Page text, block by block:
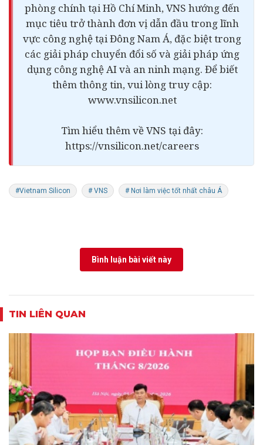
phòng chính tại Hồ Chí Minh, VNS hướng đến
mục tiêu trở thành đơn vị dẫn đầu trong lĩnh
vực công nghệ tại Đông Nam Á, đặc biệt trong
các giải pháp chuyển đổi số và giải pháp ứng
dụng công nghệ AI và an ninh mạng. Để biết
thêm thông tin, vui lòng truy cập:
www.vnsilicon.net
Tìm hiểu thêm về VNS tại đây:
https://vnsilicon.net/careers
#Vietnam Silicon # VNS # Nơi làm việc tốt nhất châu Á
Bình luận bài viết này
TIN LIÊN QUAN